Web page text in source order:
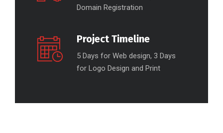
Domain Registration
Project Timeline
5 Days for Web design, 3 Days
for Logo Design and Print